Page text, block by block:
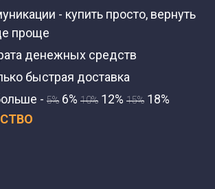
- купить просто, вернуть
проще
денежных средств
быстрая доставка
- 5% 6% 10% 12% 15% 18%